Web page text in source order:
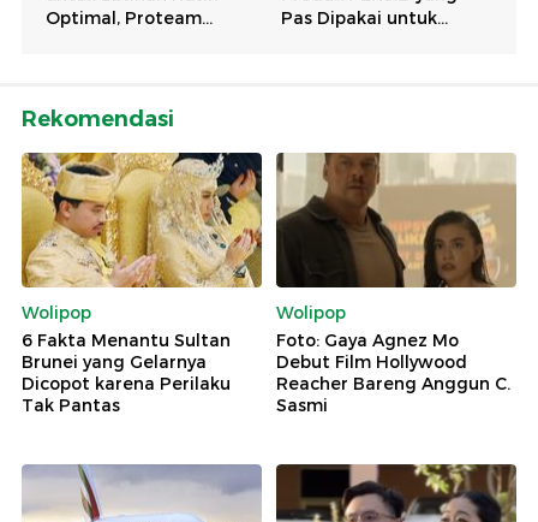
Rekomendasi
Wolipop
6 Fakta Menantu Sultan
Brunei yang Gelarnya
Dicopot karena Perilaku
Tak Pantas
Wolipop
Foto: Gaya Agnez Mo
Debut Film Hollywood
Reacher Bareng Anggun C.
Sasmi